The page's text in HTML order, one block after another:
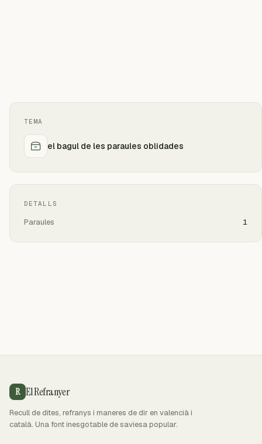
TEMA
el bagul de les paraules oblidades
DETALLS
Paraules 1
R El Refranyer
Recull de dites, refranys i maneres de dir en valencià i
català. Una font inesgotable de saviesa popular.